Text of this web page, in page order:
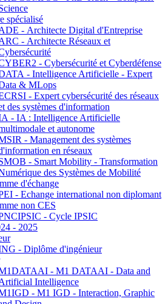
spécialisé
- Architecte Digital d'Entreprise
- Architecte Réseaux et
- Cybersécurité et Cyberdéfense
- Intelligence Artificielle - Expert
& MLops
- Expert cybersécurité des réseaux
des systèmes d'information
- IA : Intelligence Artificielle
et autonome
- Management des systèmes
en réseaux
- Smart Mobility - Transformation
des Systèmes de Mobilité
d'échange
- Echange international non diplomant
non CES
- Cycle IPSIC
- 2025
- Diplôme d'ingénieur
- M1 DATAAI - Data and
Intelligence
- M1 IGD - Interaction, Graphic